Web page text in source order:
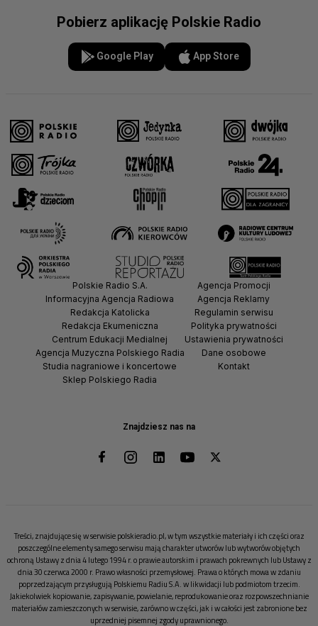
Pobierz aplikację Polskie Radio
Google Play App Store
Znajdziesz nas na
Polskie Radio S.A.
Informacyjna Agencja Radiowa
Redakcja Katolicka
Redakcja Ekumeniczna
Centrum Edukacji Medialnej
Agencja Muzyczna Polskiego Radia
Studia nagraniowe i koncertowe
Sklep Polskiego Radia
Agencja Promocji
Agencja Reklamy
Regulamin serwisu
Polityka prywatności
Ustawienia prywatności
Dane osobowe
Kontakt
Treści, znajdujące się w serwisie polskieradio.pl, w tym wszystkie materiały i ich części oraz
poszczególne elementy samego serwisu mają charakter utworów lub wytworów objętych
ochroną Ustawy z dnia 4 lutego 1994 r. o prawie autorskim i prawach pokrewnych lub Ustawy z
dnia 30 czerwca 2000 r. Prawo własności przemysłowej. Prawa o których mowa w zdaniu
poprzedzającym przysługują Polskiemu Radiu S.A. w likwidacji lub podmiotom trzecim.
Jakiekolwiek kopiowanie, zapisywanie, powielanie, reprodukowanie oraz rozpowszechnianie
materiałów zamieszczonych w serwisie, zarówno w części, jak i w całości jest zabronione bez
uprzedniej pisemnej zgody uprawnionego.